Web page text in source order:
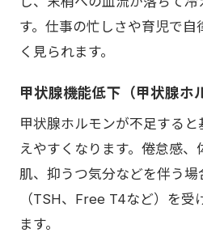
す。仕事の忙しさや育児で自
く見られます。
甲状腺機能低下（甲状腺ホ
甲状腺ホルモンが不足する
えやすくなります。倦怠感
肌、抑うつ気分などを伴う
（TSH、Free T4など）を受
ます。